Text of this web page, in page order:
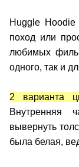
Huggle
поход или
любимых
одного, так и
2 варианта
Внутренняя
вывернуть
была белая,